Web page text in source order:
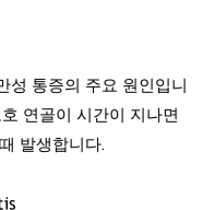
성 통증의 주요 원인입니
연골이 시간이 지나면
발생합니다.